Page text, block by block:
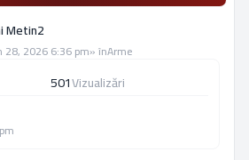
Metin2
28, 2026 6:36 pm» înArme
501Vizualizări